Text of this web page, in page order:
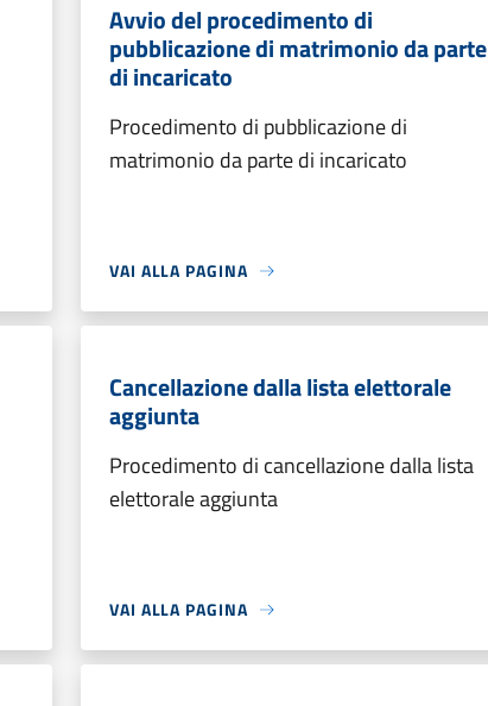
Avvio del procedimento di
pubblicazione di matrimonio da parte
di incaricato
Procedimento di pubblicazione di
matrimonio da parte di incaricato
VAI ALLA PAGINA
Cancellazione dalla lista elettorale
aggiunta
Procedimento di cancellazione dalla lista
elettorale aggiunta
VAI ALLA PAGINA